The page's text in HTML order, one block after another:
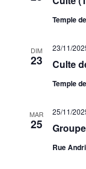
Temple
DIM
23 Culte
23/11/
Temple
MAR
25
25/11/
Rue